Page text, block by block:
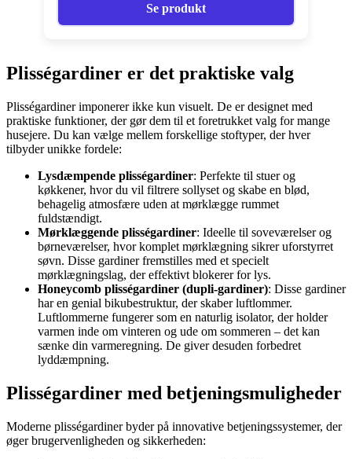
Se produkt
Plisségardiner er det praktiske valg
Plisségardiner imponerer ikke kun visuelt. De er designet med
praktiske funktioner, der gør dem til et foretrukket valg for mange
husejere. Du kan vælge mellem forskellige stoftyper, der hver
tilbyder unikke fordele:
Lysdæmpende plisségardiner: Perfekte til stuer og
køkkener, hvor du vil filtrere sollyset og skabe en blød,
behagelig atmosfære uden at mørklægge rummet
fuldstændigt.
Mørklæggende plisségardiner: Ideelle til soveværelser og
børneværelser, hvor komplet mørklægning sikrer uforstyrret
søvn. Disse gardiner fremstilles med et specielt
mørklægningslag, der effektivt blokerer for lys.
Honeycomb plisségardiner (dupli-gardiner): Disse gardiner
har en genial bikubestruktur, der skaber luftlommer.
Luftlommerne fungerer som en naturlig isolator, der holder
varmen inde om vinteren og ude om sommeren – det kan
sænke din varmeregning. De giver desuden forbedret
lyddæmpning.
Plisségardiner med betjeningsmuligheder
Moderne plisségardiner byder på innovative betjeningssystemer, der
øger brugervenligheden og sikkerheden: